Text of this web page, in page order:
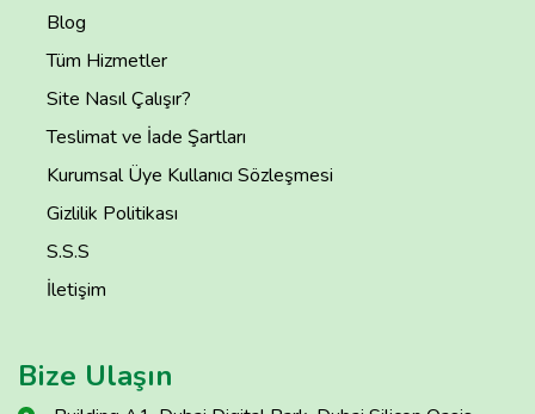
Blog
Tüm Hizmetler
Site Nasıl Çalışır?
Teslimat ve İade Şartları
Kurumsal Üye Kullanıcı Sözleşmesi
Gizlilik Politikası
S.S.S
İletişim
Bize Ulaşın